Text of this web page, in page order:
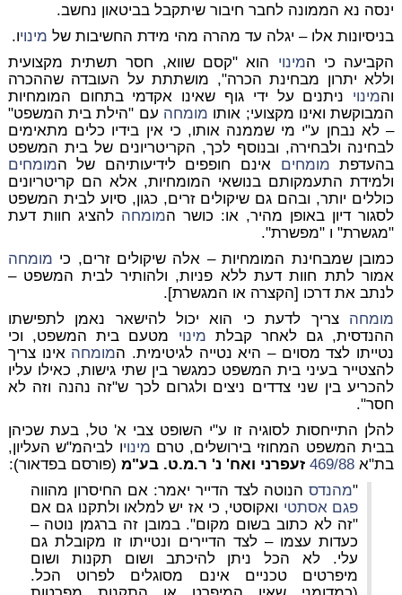
ינסה נא הממונה לחבר חיבור שיתקבל בביטאון נחשב.
בניסיונות אלו – יגלה עד מהרה מהי מידת החשיבות של מינויו.
הקביעה כי המינוי הוא "קסם שווא, חסר תשתית מקצועית
וללא יתרון מבחינת הכרה", מושתתת על העובדה שההכרה
והמינוי ניתנים על ידי גוף שאינו אקדמי בתחום המומחיות
המבוקשת ואינו מקצועי; אותו מומחה עם "הילת בית המשפט"
– לא נבחן ע"י מי שממנה אותו, כי אין בידיו כלים מתאימים
לבחינה ולבחירה, ובנוסף לכך, הקריטריונים של בית המשפט
בהעדפת מומחים אינם חופפים לידיעותיהם של המומחים
ולמידת התעמקותם בנושאי המומחיות, אלא הם קריטריונים
כוללים יותר, ובהם גם שיקולים זרים, כגון, סיוע לבית המשפט
לסגור דיון באופן מהיר, או: כושר המומחה להציג חוות דעת
"מגשרת" ו "מפשרת".
כמובן שמבחינת המומחיות – אלה שיקולים זרים, כי מומחה
אמור לתת חוות דעת ללא פניות, ולהותיר לבית המשפט –
לנתב את דרכו [הקצרה או המגשרת].
מומחה צריך לדעת כי הוא יכול להישאר נאמן לתפישתו
ההנדסית, גם לאחר קבלת מינוי מטעם בית המשפט, וכי
נטייתו לצד מסוים – היא נטייה לגיטימית. המומחה אינו צריך
להצטייר בעיני בית המשפט כמגשר בין שתי גישות, כאילו עליו
להכריע בין שני צדדים ניצים ולגרום לכך ש"זה נהנה וזה לא
חסר".
להלן התייחסות לסוגיה זו ע"י השופט צבי א' טל, בעת שכיהן
בבית המשפט המחוזי בירושלים, טרם מינויו לביהמ"ש העליון,
בת"א 469/88 זעפרני ואח' נ' ר.מ.ט. בע"מ(פורסם בפדאור):
"מהנדסהנוטה לצד הדייר יאמר: אם החיסרון מהווה
פגם אסתטי ואקוסטי, כי אז יש למלאו ולתקנו גם אם
"זה לא כתוב בשום מקום". במובן זה ברגמן נוטה –
כעדות עצמו – לצד הדיירים ונטייתו זו מקובלת גם
עלי. לא הכל ניתן להיכתב ושום תקנות ושום
מיפרטים טכניים אינם מסוגלים לפרוט הכל.